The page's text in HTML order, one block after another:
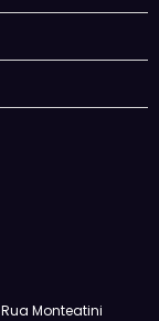
Monteatini